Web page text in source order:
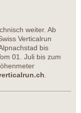
weiter. Ab
Verticalrun
bis
01. Juli bis zum
.